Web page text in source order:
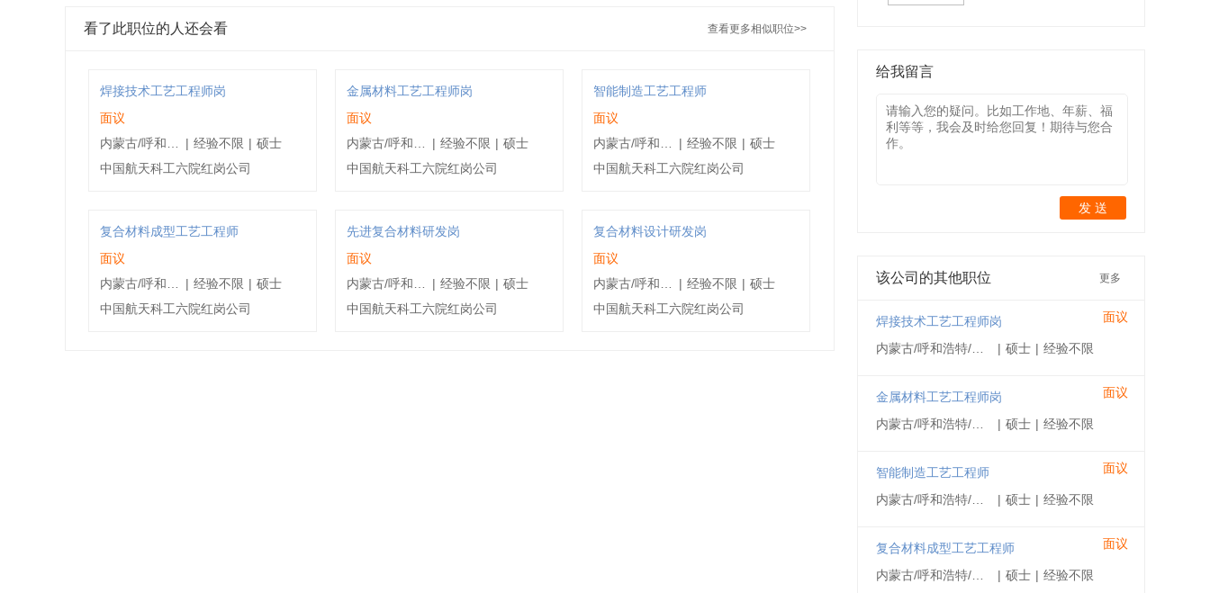
看了此职位的人还会看 查看更多相似职位>>
焊接技术工艺工程师岗
面议
| 经验不限 | 硕士
中国航天科工六院红岗公司
金属材料工艺工程师岗
面议
| 经验不限 | 硕士
中国航天科工六院红岗公司
智能制造工艺工程师
面议
| 经验不限 | 硕士
中国航天科工六院红岗公司
复合材料成型工艺工程师
面议
| 经验不限 | 硕士
中国航天科工六院红岗公司
先进复合材料研发岗
面议
| 经验不限 | 硕士
中国航天科工六院红岗公司
复合材料设计研发岗
面议
| 经验不限 | 硕士
中国航天科工六院红岗公司
给我留言
发 送
该公司的其他职位 更多
焊接技术工艺工程师岗 面议
| 硕士 | 经验不限
金属材料工艺工程师岗 面议
| 硕士 | 经验不限
智能制造工艺工程师 面议
| 硕士 | 经验不限
复合材料成型工艺工程师 面议
| 硕士 | 经验不限